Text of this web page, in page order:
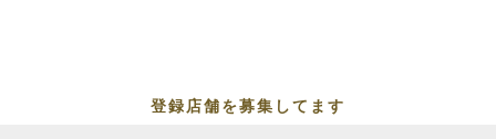
登録店舗を募集してます